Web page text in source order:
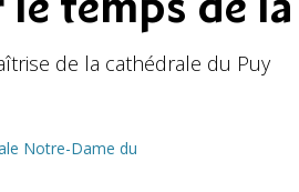
de la cathédrale du Puy
Notre-Dame du